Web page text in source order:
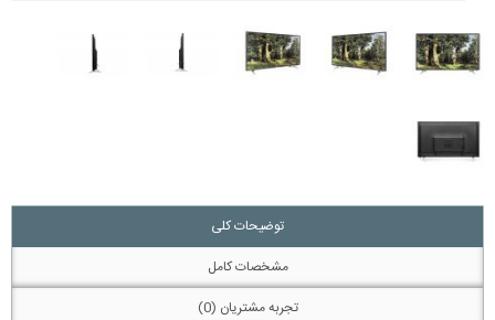
توضیحات کلی
مشخصات کامل
تجربه مشتریان (0)